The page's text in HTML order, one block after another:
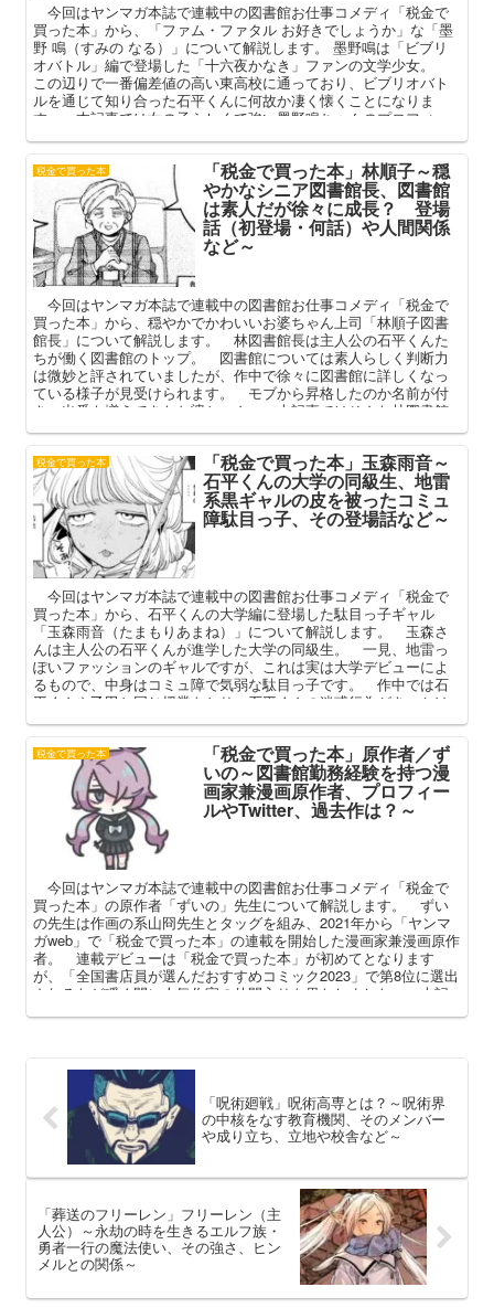
今回はヤンマガ本誌で連載中の図書館お仕事コメディ「税金で
買った本」から、「ファム・ファタル お好きでしょうか」な「墨
野 鳴（すみの なる）」について解説します。 墨野鳴は「ビブリ
オバトル」編で登場した「十六夜かなき」ファンの文学少女。
この辺りで一番偏差値の高い東高校に通っており、ビブリオバト
ルを通じて知り合った石平くんに何故か凄く懐くことになりま
す。 本記事では女の子らしくて強い墨野鳴ちゃんのプロフィー
税金で買った本 「税金で買った本」林順子～穏
やかなシニア図書館長、図書館
は素人だが徐々に成長？ 登場
話（初登場・何話）や人間関係
など～
今回はヤンマガ本誌で連載中の図書館お仕事コメディ「税金で
買った本」から、穏やかでかわいいお婆ちゃん上司「林順子図書
館長」について解説します。 林図書館長は主人公の石平くんた
ちが働く図書館のトップ。 図書館については素人らしく判断力
は微妙と評されていましたが、作中で徐々に図書館に詳しくなっ
ている様子が見受けられます。 モブから昇格したのか名前が付
き、出番も増えてきたお婆ちゃん。 本記事ではそんな林図書館
税金で買った本 「税金で買った本」玉森雨音～
石平くんの大学の同級生、地雷
系黒ギャルの皮を被ったコミュ
障駄目っ子、その登場話など～
今回はヤンマガ本誌で連載中の図書館お仕事コメディ「税金で
買った本」から、石平くんの大学編に登場した駄目っ子ギャル
「玉森雨音（たまもりあまね）」について解説します。 玉森さ
んは主人公の石平くんが進学した大学の同級生。 一見、地雷っ
ぽいファッションのギャルですが、これは実は大学デビューによ
るもので、中身はコミュ障で気弱な駄目っ子です。 作中では石
平くんや乙田と同じ授業をとり、石平くんの迷惑行為がきっかけ
税金で買った本 「税金で買った本」原作者／ず
いの～図書館勤務経験を持つ漫
画家兼漫画原作者、プロフィー
ルやTwitter、過去作は？～
今回はヤンマガ本誌で連載中の図書館お仕事コメディ「税金で
買った本」の原作者「ずいの」先生について解説します。 ずい
の先生は作画の系山冏先生とタッグを組み、2021年から「ヤンマ
ガweb」で「税金で買った本」の連載を開始した漫画家兼漫画原作
者。 連載デビューは「税金で買った本」が初めてとなります
が、「全国書店員が選んだおすすめコミック2023」で第8位に選出
されるなど瞬く間に人気作家の仲間入りを果たしました。 本記
「呪術廻戦」呪術高専とは？～呪術界
の中核をなす教育機関、そのメンバー
や成り立ち、立地や校舎など～
「葬送のフリーレン」フリーレン（主
人公）～永劫の時を生きるエルフ族・
勇者一行の魔法使い、その強さ、ヒン
メルとの関係～